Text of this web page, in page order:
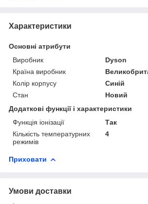
Характеристики
Основні атрибути
Виробник
Dyson
Країна виробник
Колір корпусу
Синій
Стан
Новий
Додаткові функції і характеристики
Функція іонізації
Так
Кількість температурних
режимів
4
Приховати
Умови доставки